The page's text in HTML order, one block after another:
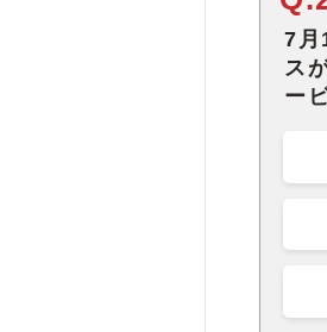
7月
ス
ー